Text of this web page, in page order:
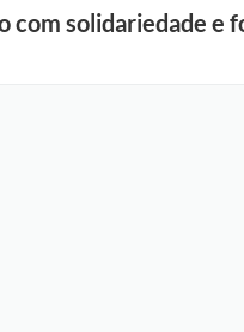
com solidariedade e